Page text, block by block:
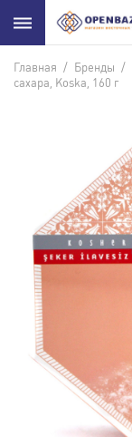
Главная / Бренды /
сахара, Koska, 160 г